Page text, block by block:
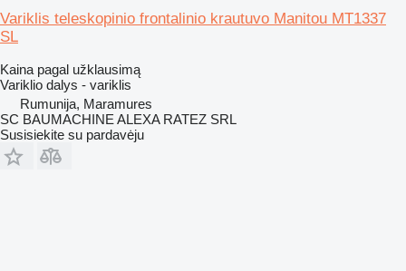
Variklis teleskopinio frontalinio krautuvo Manitou MT1337
SL
Kaina pagal užklausimą
Variklio dalys - variklis
Rumunija, Maramures
SC BAUMACHINE ALEXA RATEZ SRL
Susisiekite su pardavėju